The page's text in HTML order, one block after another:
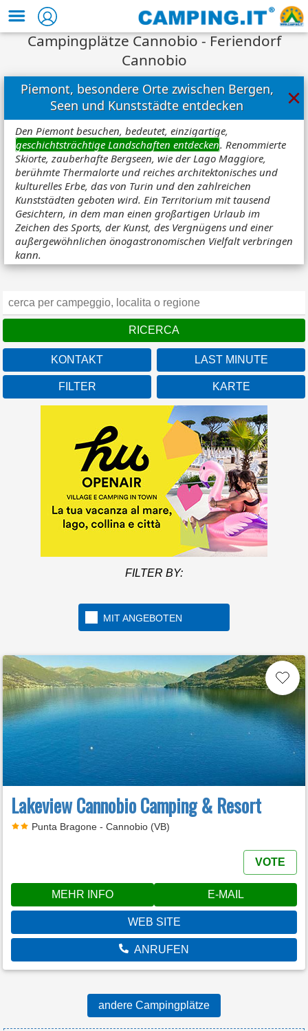
Campingplätze Cannobio - Feriendorf
Cannobio
Piemont, besondere Orte zwischen Bergen,
Seen und Kunststädte entdecken
×
Den Piemont besuchen, bedeutet, einzigartige,
geschichtsträchtige Landschaften entdecken. Renommierte
Skiorte, zauberhafte Bergseen, wie der Lago Maggiore,
berühmte Thermalorte und reiches architektonisches und
kulturelles Erbe, das von Turin und den zahlreichen
Kunststädten geboten wird. Ein Territorium mit tausend
Gesichtern, in dem man einen großartigen Urlaub im
Zeichen des Sports, der Kunst, des Vergnügens und einer
außergewöhnlichen önogastronomischen Vielfalt verbringen
kann.
KONTAKT LAST MINUTE
FILTER KARTE
FILTER BY:
MIT ANGEBOTEN
Lakeview Cannobio Camping & Resort
Punta Bragone - Cannobio (VB)
VOTE
MEHR INFO E-MAIL
WEB SITE
ANRUFEN
andere Campingplätze